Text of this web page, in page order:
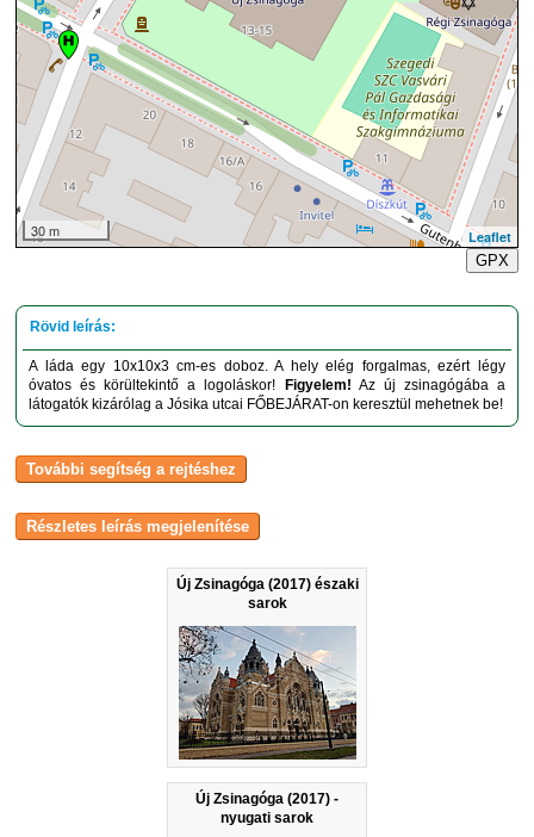
Új Zsinagóga (2017) északi
sarok
Új Zsinagóga (2017) -
nyugati sarok
30 m
Leaflet
GPX
A láda egy 10x10x3 cm-es doboz. A hely elég forgalmas, ezért légy
óvatos és körültekintő a logoláskor!
Figyelem! Az új zsinagógába a
látogatók kizárólag a Jósika utcai FŐBEJÁRAT-on keresztül mehetnek be!